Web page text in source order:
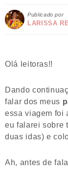
Publicado por
LARISSA
Olá leitoras!!
Dando
falar dos meus
essa viagem foi
eu falarei sobre
duas idas) e
Ah, antes de